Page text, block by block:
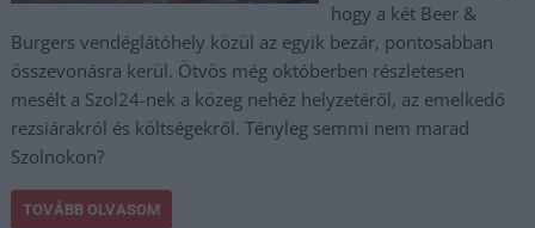
hogy a két Beer &
Burgers vendéglátóhely közül az egyik bezár, pontosabban
összevonásra kerül. Ötvös még októberben részletesen
mesélt a Szol24-nek a közeg nehéz helyzetéről, az emelkedő
rezsiárakról és költségekről. Tényleg semmi nem marad
Szolnokon?
TOVÁBB OLVASOM